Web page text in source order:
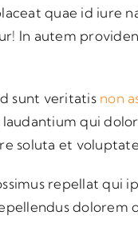
quae id iure
In autem
sunt veritatis non
qui
soluta et
repellat qui
dolorem